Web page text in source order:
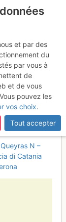
10
N –
di Catania
et par des
du
par vous à
de
et de vous
pouvez les
vos choix.
Tout accepter